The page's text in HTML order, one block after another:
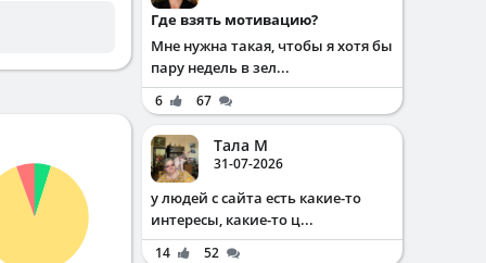
Где взять мотивацию?
Мне нужна такая, чтобы я хотя бы
пару недель в зел...
6 67
Тала М
31-07-2026
у людей с сайта есть какие-то
интересы, какие-то ц...
14 52